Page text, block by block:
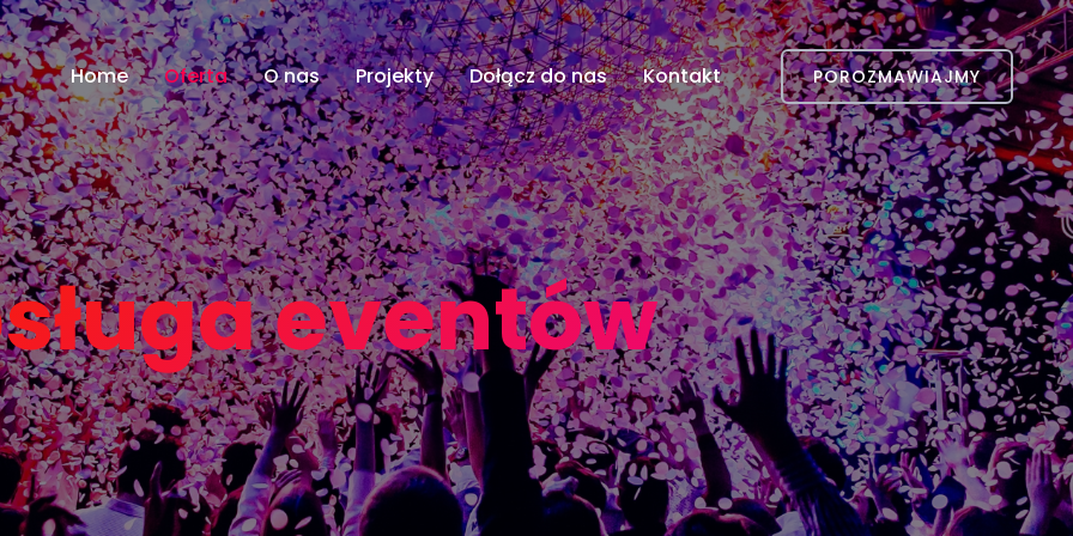
Home Oferta O nas Projekty Dołącz do nas Kontakt POROZMAWIAJMY
eventów